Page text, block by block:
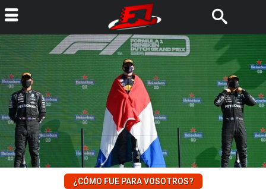
¿CÓMO FUE PARA VOSOTROS?